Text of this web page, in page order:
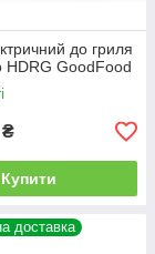
до гриля
HDRG GoodFood
₴
Купити
доставка